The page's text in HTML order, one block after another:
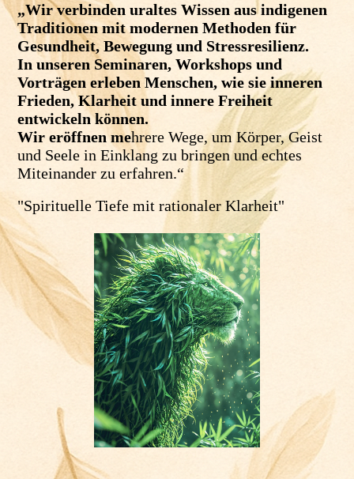
„Wir verbinden uraltes Wissen aus indigenen
Traditionen mit modernen Methoden für
Gesundheit, Bewegung und Stressresilienz.
In unseren Seminaren, Workshops und
Vorträgen erleben Menschen, wie sie inneren
Frieden, Klarheit und innere Freiheit
entwickeln können.
Wir eröffnen mehrere Wege, um Körper, Geist
und Seele in Einklang zu bringen und echtes
Miteinander zu erfahren.“
"Spirituelle Tiefe mit rationaler Klarheit"